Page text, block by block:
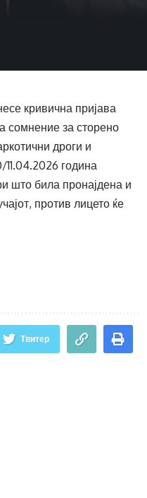
кривична пријава
сомнение за сторено
дроги и
година
што била пронајдена и
против лицето ќе
Твитер